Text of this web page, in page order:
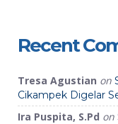
Recent
Tresa Agustian on
Cikampek Digelar
Ira Puspita, S.Pd on